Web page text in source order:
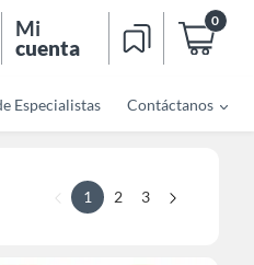
Mi
cuenta
0
Especialistas Contáctanos
1 2 3